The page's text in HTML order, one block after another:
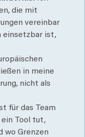
die mit
vereinbar
einsetzbar ist,
in meine
nicht als
für das Team
ein Tool tut,
wo Grenzen